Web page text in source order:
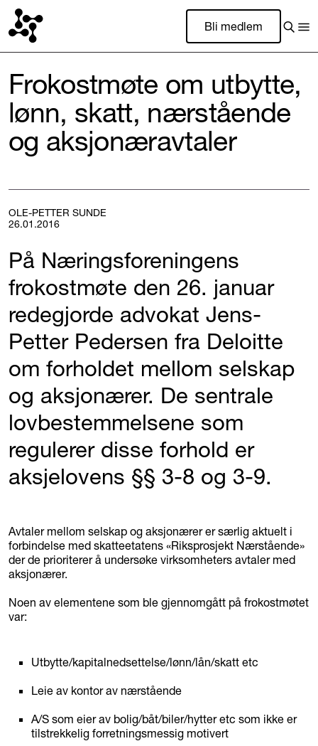
Bli medlem
Frokostmøte om utbytte,
lønn, skatt, nærstående
og aksjonæravtaler
OLE-PETTER SUNDE
26.01.2016
På Næringsforeningens
frokostmøte den 26. januar
redegjorde advokat Jens-
Petter Pedersen fra Deloitte
om forholdet mellom selskap
og aksjonærer. De sentrale
lovbestemmelsene som
regulerer disse forhold er
aksjelovens §§ 3-8 og 3-9.
Avtaler mellom selskap og aksjonærer er særlig aktuelt i
forbindelse med skatteetatens «Riksprosjekt Nærstående»
der de prioriterer å undersøke virksomheters avtaler med
aksjonærer.
Noen av elementene som ble gjennomgått på frokostmøtet
var:
Utbytte/kapitalnedsettelse/lønn/lån/skatt etc
Leie av kontor av nærstående
A/S som eier av bolig/båt/biler/hytter etc som ikke er
tilstrekkelig forretningsmessig motivert